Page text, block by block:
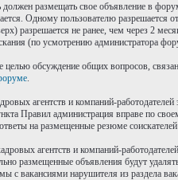
должен размещать свое объявление в
Одному пользователю
разрешается не ранее, чем через 2
(по усмотрению администратора
обсуждение общих вопросов,
.
агентств и компаний-
Правил администрация вправе по
на размещенные резюме
агентств и компаний-
размещенные объявления будут
с вакансиями нарушителя из раздела